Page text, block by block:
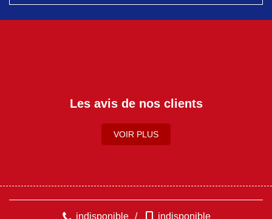
Les avis de nos clients
VOIR PLUS
indisponible / indisponible